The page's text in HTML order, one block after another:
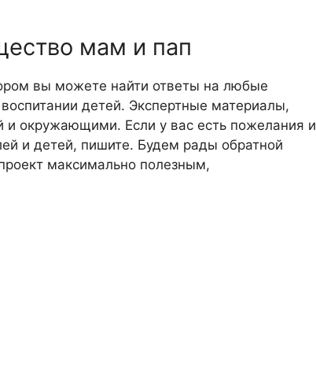
мам и пап
вы можете найти ответы на любые
детей. Экспертные материалы,
и окружающими. Если у вас есть пожелания и
и детей, пишите. Будем рады обратной
максимально полезным,